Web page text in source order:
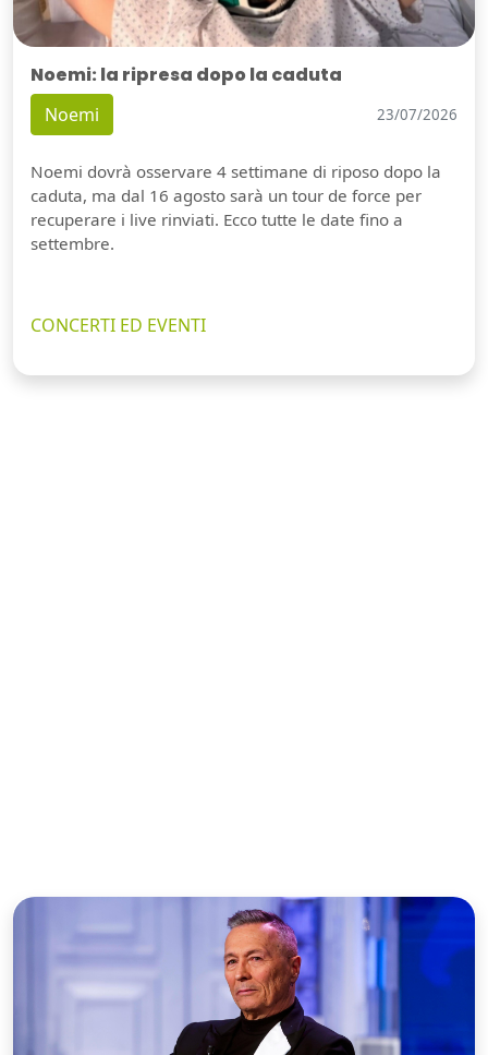
Noemi: la ripresa dopo la caduta
Noemi 23/07/2026
Noemi dovrà osservare 4 settimane di riposo dopo la
caduta, ma dal 16 agosto sarà un tour de force per
recuperare i live rinviati. Ecco tutte le date fino a
settembre.
CONCERTI ED EVENTI